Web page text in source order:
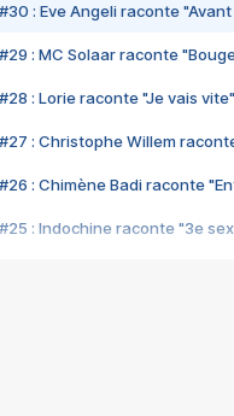
#30 : Eve Angeli raconte
#29 : MC Solaar raconte
#28 : Lorie raconte "Je vais vite"
#27 : Christophe Willem
#26 : Chimène Badi raconte
#25 : Indochine raconte "3e